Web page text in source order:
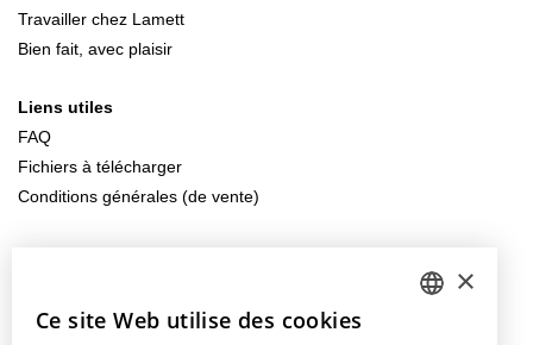
Travailler chez Lamett
Bien fait, avec plaisir
Liens utiles
FAQ
Fichiers à télécharger
Conditions générales (de vente)
+32 56 77 45 15
×
Ce site Web utilise des cookies